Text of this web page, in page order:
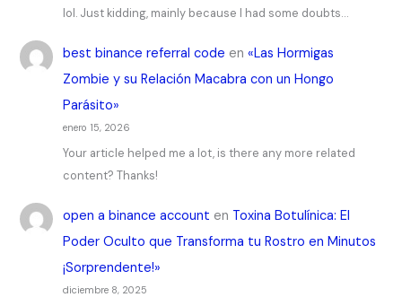
lol. Just kidding, mainly because I had some doubts…
best binance referral code en «Las Hormigas
Zombie y su Relación Macabra con un Hongo
Parásito»
enero 15, 2026
Your article helped me a lot, is there any more related
content? Thanks!
open a binance account en Toxina Botulínica: El
Poder Oculto que Transforma tu Rostro en Minutos
¡Sorprendente!»
diciembre 8, 2025